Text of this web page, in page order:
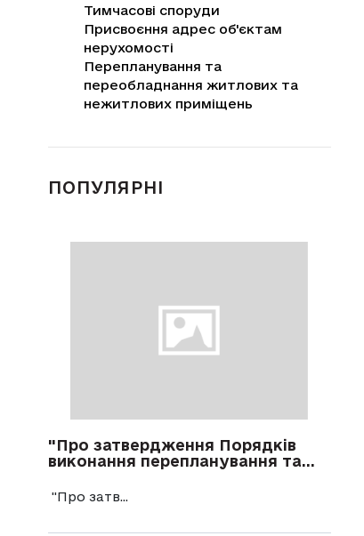
Тимчасові споруди
Присвоєння адрес об'єктам
нерухомості
Перепланування та
переобладнання житлових та
нежитлових приміщень
ПОПУЛЯРНІ
"Про затвердження Порядків
виконання перепланування та...
"Про затв...